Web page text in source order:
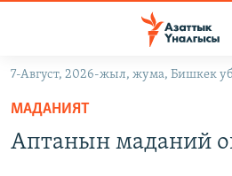
Навигацияга
өтүңүз
Издөөгө
салыңыз
7-Август, 2026-жыл, жума, Бишкек
МАДАНИЯТ
Аптанын маданий